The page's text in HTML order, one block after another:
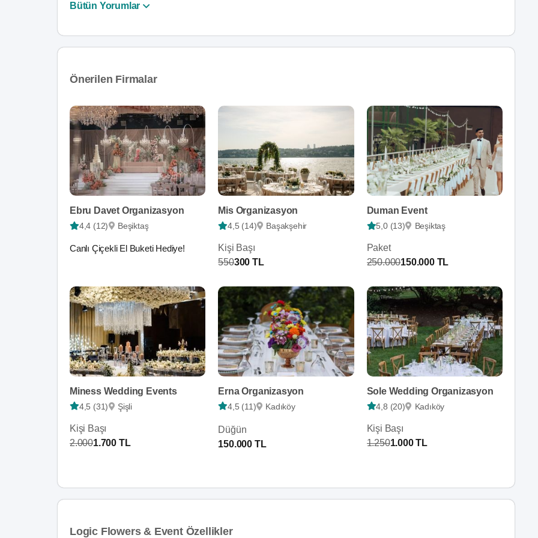
Bütün Yorumlar
Önerilen Firmalar
Ebru Davet Organizasyon
4,4 (12) Beşiktaş
Canlı Çiçekli El Buketi Hediye!
Mis Organizasyon
4,5 (14) Başakşehir
Kişi Başı
550300 TL
Duman Event
5,0 (13) Beşiktaş
Paket
250.000150.000 TL
Miness Wedding Events
4,5 (31) Şişli
Kişi Başı
2.0001.700 TL
Erna Organizasyon
4,5 (11) Kadıköy
Düğün
150.000 TL
Sole Wedding Organizasyon
4,8 (20) Kadıköy
Kişi Başı
1.2501.000 TL
Logic Flowers & Event Özellikler